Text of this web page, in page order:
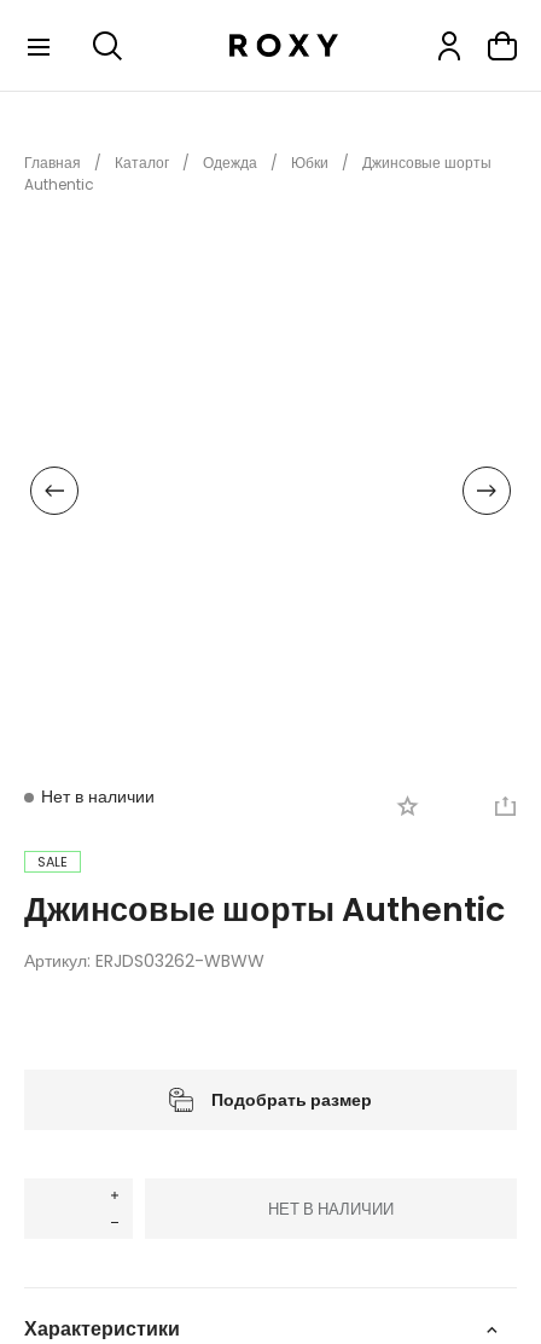
НОВИНКИ
АКСЕССУАРЫ
Главная Каталог Одежда Юбки
Джинсовые шорты
Authentic
Нет в наличии
SALE
Джинсовые шорты Authentic
Артикул: ERJDS03262-WBWW
Подобрать размер
НЕТ В НАЛИЧИИ
Характеристики